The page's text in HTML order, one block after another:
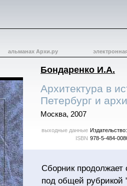
альманах Архи.ру
Бондаренко И.А.
Архитектура в
Петербург и
Москва, 2007
выходные данные
ISBN 978-5-484-
Сборник
под общей рубрикой